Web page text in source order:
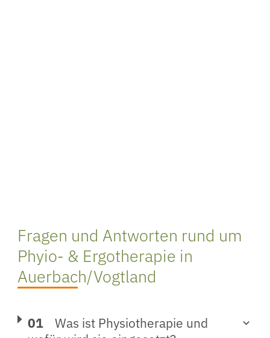
Fragen und Antworten rund um
Phyio- & Ergotherapie in
Auerbach/Vogtland
Was ist Physiotherapie und